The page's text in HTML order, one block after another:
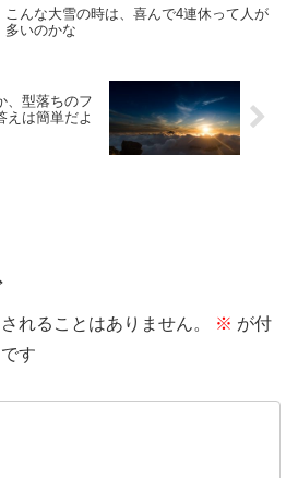
こんな大雪の時は、喜んで4連休って人が
多いのかな
、型落ちのフ
えは簡単だよ
れることはありません。 ※ が付
す